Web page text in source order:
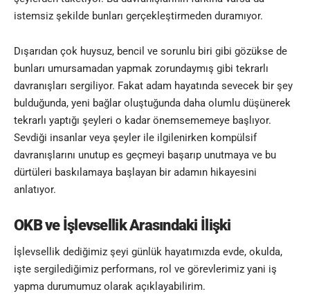
istemsiz şekilde bunları gerçekleştirmeden duramıyor.
Dışarıdan çok huysuz, bencil ve sorunlu biri gibi gözükse de
bunları umursamadan yapmak zorundaymış gibi tekrarlı
davranışları sergiliyor. Fakat adam hayatında sevecek bir şey
bulduğunda, yeni bağlar oluştuğunda daha olumlu düşünerek
tekrarlı yaptığı şeyleri o kadar önemsememeye başlıyor.
Sevdiği insanlar veya şeyler ile ilgilenirken kompülsif
davranışlarını unutup es geçmeyi başarıp unutmaya ve bu
dürtüleri baskılamaya başlayan bir adamın hikayesini
anlatıyor.
OKB ve İşlevsellik Arasındaki İlişki
İşlevsellik dediğimiz şeyi günlük hayatımızda evde, okulda,
işte sergilediğimiz performans, rol ve görevlerimiz yani iş
yapma durumumuz olarak açıklayabilirim.